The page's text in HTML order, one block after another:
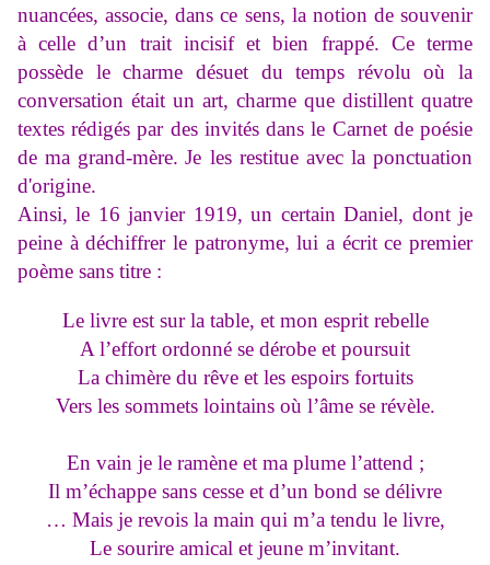
nuancées, associe, dans ce sens, la notion de souvenir
à celle d’un trait incisif et bien frappé. Ce terme
possède le charme désuet du temps révolu où la
conversation était un art, charme que distillent quatre
textes rédigés par des invités dans le Carnet de poésie
de ma grand-mère. Je les restitue avec la ponctuation
d'origine.
Ainsi, le 16 janvier 1919, un certain Daniel, dont je
peine à déchiffrer le patronyme, lui a écrit ce premier
poème sans titre :
Le livre est sur la table, et mon esprit rebelle
A l’effort ordonné se dérobe et poursuit
La chimère du rêve et les espoirs fortuits
Vers les sommets lointains où l’âme se révèle.
En vain je le ramène et ma plume l’attend ;
Il m’échappe sans cesse et d’un bond se délivre
… Mais je revois la main qui m’a tendu le livre,
Le sourire amical et jeune m’invitant.